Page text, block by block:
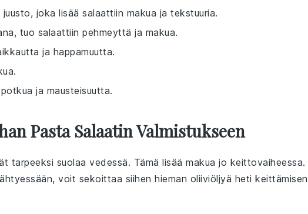
joka lisää salaattiin makua ja tekstuuria.
tuo salaattiin pehmeyttä ja makua.
ja happamuutta.
ja mausteisuutta.
Pasta Salaatin Valmistukseen
tarpeeksi suolaa vedessä. Tämä lisää makua jo keittovaiheessa.
voit sekoittaa siihen hieman oliiviöljyä heti keittämisen